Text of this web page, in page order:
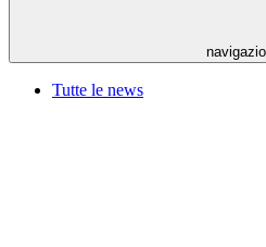
Tutte le news